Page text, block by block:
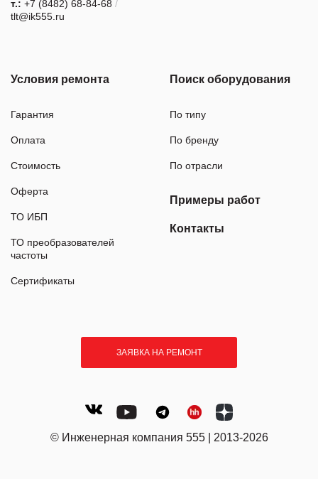
т.: +7 (8482) 68-84-68 /
tlt@ik555.ru
Условия ремонта
Гарантия
Оплата
Стоимость
Оферта
ТО ИБП
ТО преобразователей
частоты
Сертификаты
Поиск оборудования
По типу
По бренду
По отрасли
Примеры работ
Контакты
ЗАЯВКА НА РЕМОНТ
© Инженерная компания 555 | 2013-2026